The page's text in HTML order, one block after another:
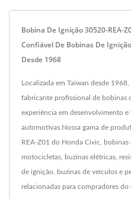
Bobina De Ignição 30520-REA-
Confiável De Bobinas De
Desde 1968
Localizada em Taiwan desde
fabricante profissional de bobinas
experiência em desenvolvimento e
automotivas.Nossa gama de
REA-Z01 do Honda Civic,
motocicletas, buzinas elétricas,
de ignição, buzinas de veículos e
relacionadas para compradores do